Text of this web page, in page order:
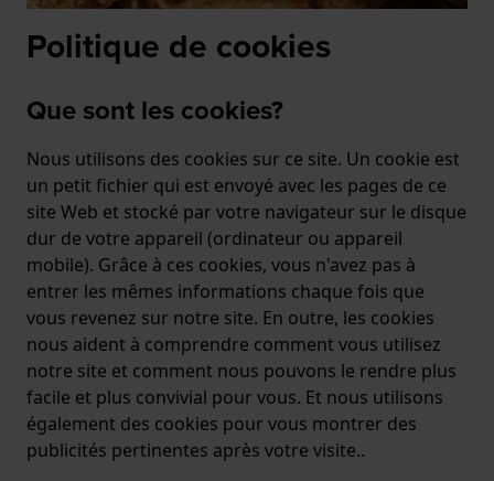
Politique de cookies
Que sont les cookies?
Nous utilisons des cookies sur ce site. Un cookie est
un petit fichier qui est envoyé avec les pages de ce
site Web et stocké par votre navigateur sur le disque
dur de votre appareil (ordinateur ou appareil
mobile). Grâce à ces cookies, vous n'avez pas à
entrer les mêmes informations chaque fois que
vous revenez sur notre site. En outre, les cookies
nous aident à comprendre comment vous utilisez
notre site et comment nous pouvons le rendre plus
facile et plus convivial pour vous. Et nous utilisons
également des cookies pour vous montrer des
publicités pertinentes après votre visite..